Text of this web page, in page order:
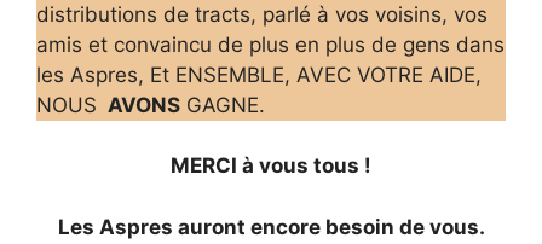
distributions de tracts, parlé à vos voisins, vos
amis et convaincu de plus en plus de gens dans
les Aspres, Et ENSEMBLE, AVEC VOTRE AIDE,
NOUS AVONS GAGNE.
MERCI à vous tous !
Les Aspres auront encore besoin de vous.